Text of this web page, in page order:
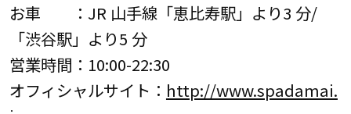
お車 ：JR 山手線「恵比寿駅」より3 分/
「渋谷駅」より5 分
営業時間：10:00-22:30
オフィシャルサイト： http://www.spadamai.